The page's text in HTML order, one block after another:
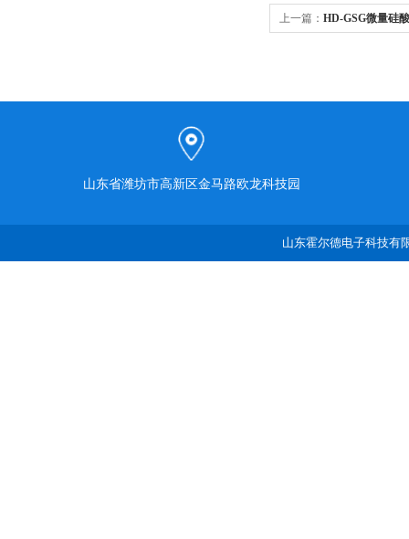
上一篇： HD-GSG微量硅
山东省潍坊市高新区金马路欧龙科技园
山东霍尔德电子科技有